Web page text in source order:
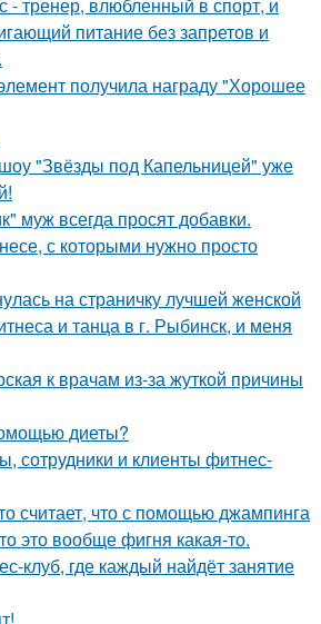
питание без запретов и
получила награду "Хорошее
"Звёзды под Капельницей" уже
муж всегда просят добавки.
с которыми нужно просто
на страничку лучшей женской
и танца в г. Рыбинск, и меня
к врачам из-за жуткой причины
диеты?
сотрудники и клиенты фитнес-
считает, что с помощью джампинга
это вообще фигня какая-то.
клуб, где каждый найдёт занятие